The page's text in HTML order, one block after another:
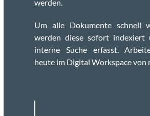
wer­den.
Um alle Doku­mente schnell
wer­den diese sofort index­iert
interne Suche erfasst.
heute im Dig­i­tal Work­space von